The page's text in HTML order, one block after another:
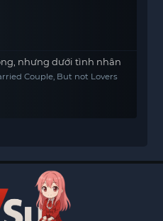
nhưng dưới tình nhân
Couple, But not Lovers